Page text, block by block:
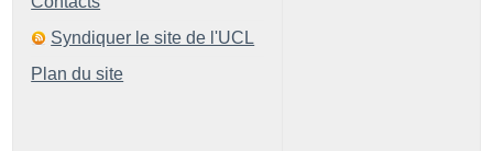
Syndiquer le site de l'UCL
Plan du site